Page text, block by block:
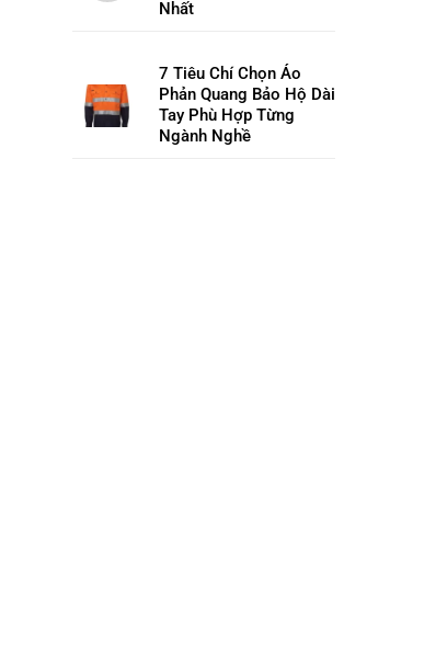
Nhất
7 Tiêu Chí Chọn Áo
Phản Quang Bảo Hộ Dài
Tay Phù Hợp Từng
Ngành Nghề